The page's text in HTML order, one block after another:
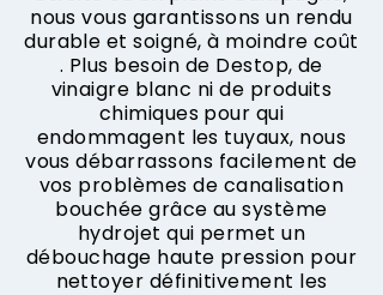
nous vous garantissons un rendu
durable et soigné, à moindre coût
. Plus besoin de Destop, de
vinaigre blanc ni de produits
chimiques pour qui
endommagent les tuyaux, nous
vous débarrassons facilement de
vos problèmes de canalisation
bouchée grâce au système
hydrojet qui permet un
débouchage haute pression pour
nettoyer définitivement les